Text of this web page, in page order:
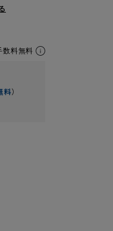
数料無料
料）